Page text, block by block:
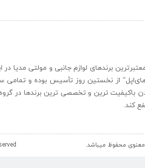
و معتبرترین برندهای لوازم جانبی و مولتی مدیا
” از نخستین روز تأسیس بوده و تمامی
باکیفیت ترین و تخصصی ترین برندها در
کند.
محفوظ میباشد.